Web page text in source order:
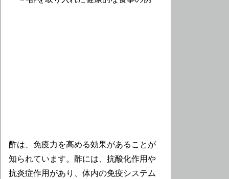
酢は、免疫力を高める効果があることが
知られています。酢には、抗酸化作用や
抗炎症作用があり、体内の免疫システム